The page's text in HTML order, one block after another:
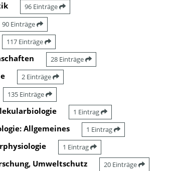
96 Einträge
90 Einträge
117 Einträge
28 Einträge
2 Einträge
135 Einträge
1 Eintrag
Allgemeines 1 Eintrag
1 Eintrag
Umweltschutz 20 Einträge